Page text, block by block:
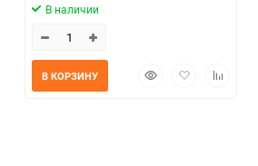
В наличии
БыстрыйДобавитьДобавить
В КОРЗИНУ